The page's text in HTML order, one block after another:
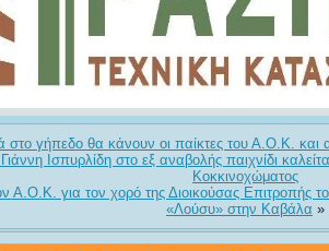
στο γήπεδο θα κάνουν οι παίκτες του Α.Ο.Κ. και
Ισπυρλίδη στο εξ αναβολής παιχνίδι
Κοκκινοχώματος
Α.Ο.Κ. για τον χορό της Διοικούσας Επιτροπής
«Λούσυ» στην Καβάλα »